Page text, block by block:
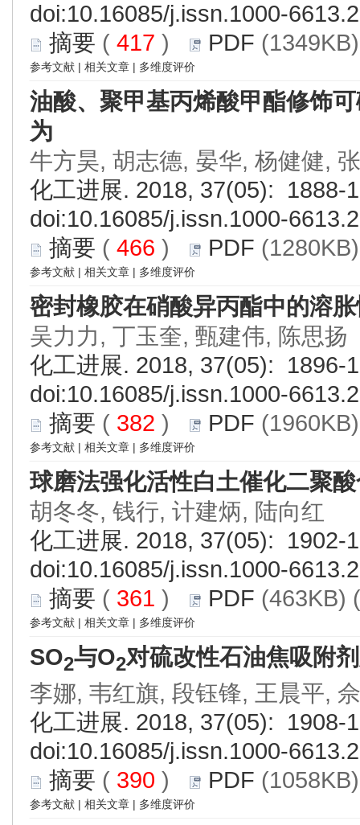
doi:10.16085/j.issn.1000-
摘要 ( 417 ) PDF
参考文献 | 相关文章 | 多维度评价
油酸、聚甲基丙烯酸甲酯修饰
为
牛方昊, 胡志德, 晏华, 杨健健,
化工进展. 2018, 37(05): 1888-
doi:10.16085/j.issn.1000-
摘要 ( 466 ) PDF
参考文献 | 相关文章 | 多维度评价
密封橡胶在硝酸异丙酯中的溶
吴力力, 丁玉奎, 甄建伟, 陈思扬
化工进展. 2018, 37(05): 1896-
doi:10.16085/j.issn.1000-
摘要 ( 382 ) PDF
参考文献 | 相关文章 | 多维度评价
球磨法强化活性白土催化二聚
胡冬冬, 钱行, 计建炳, 陆向红
化工进展. 2018, 37(05): 1902-
doi:10.16085/j.issn.1000-
摘要 ( 361 ) PDF (463KB) (
参考文献 | 相关文章 | 多维度评价
SO2与O2对硫改性石油焦吸附
李娜, 韦红旗, 段钰锋, 王晨平,
化工进展. 2018, 37(05): 1908-
doi:10.16085/j.issn.1000-
摘要 ( 390 ) PDF
参考文献 | 相关文章 | 多维度评价